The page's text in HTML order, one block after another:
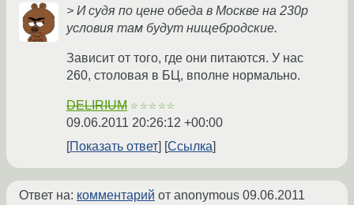
> И судя по цене обеда в Москве на 230р
условия там будут нищебродские.
Зависит от того, где они питаются. У нас
260, столовая в БЦ, вполне нормально.
DELIRIUM ☆☆☆☆☆
09.06.2011 20:26:12 +00:00
Показать ответ
Ссылка
Ответ на: комментарий от anonymous 09.06.2011